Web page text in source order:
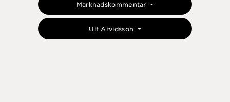
Marknadskommentar
Ulf Arvidsson